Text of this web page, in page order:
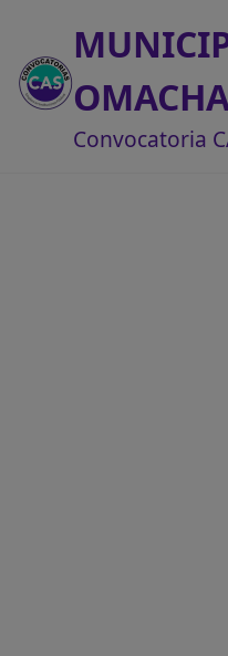
Convocatoria